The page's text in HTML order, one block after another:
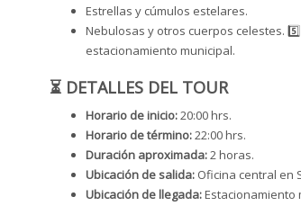
Estrellas y cúmulos estelares.
Nebulosas y otros cuerpos celestes.
estacionamiento municipal.
⏳ DETALLES DEL TOUR
Horario de inicio:20:00 hrs.
Horario de término:22:00 hrs.
Duración aproximada:2 horas.
Ubicación de salida: Oficina central en
Ubicación de llegada:Estacionamiento